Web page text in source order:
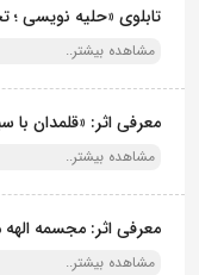
تابلوی «حلیه نویسی ؛
مشاهده بیشتر..
معرفی اثر: «قلمدان با
مشاهده بیشتر..
معرفی اثر: مجسمه الهه
مشاهده بیشتر..